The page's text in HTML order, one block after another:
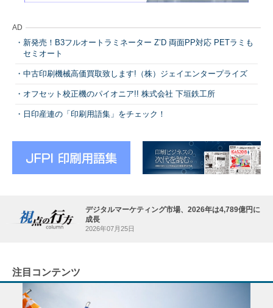
AD
新発売！B3フルオートラミネーター Z’D 両面PP対応 PETラミも
セミオート
中古印刷機械高価買取致します!（株）ジェイエンタープライズ
オフセット校正機のパイオニア!! 株式会社 下垣鉄工所
日印産連の「印刷用語集」をチェック！
デジタルマーケティング市場、2026年は4,789億円に
成長
2026年07月25日
注目コンテンツ